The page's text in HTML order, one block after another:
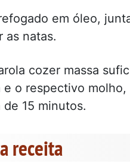
em óleo,
as natas.
cozer massa
e o respectivo
15 minutos.
receita